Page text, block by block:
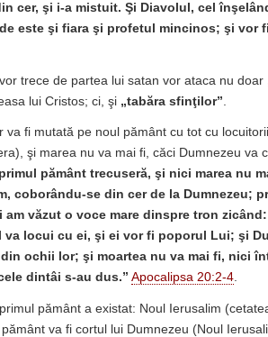
cer, şi i-a mistuit. Şi Diavolul, cel
este şi fiara şi profetul mincinos; şi vor
trece de partea lui satan vor ataca nu doar
lui Cristos; ci, şi „tabăra sfinţilor”
va fi mutată pe noul pământ cu tot cu
şi marea nu va mai fi, căci Dumnezeu va
pământ trecuseră, şi nici marea nu
coborându-se din cer de la Dumnezeu;
am văzut o voce mare dinspre tron
va locui cu ei, şi ei vor fi poporul Lui; şi
ochii lor; şi moartea nu va mai fi, nici
dintâi s-au dus.” Apocalipsa 20:2-4.
pământ a existat: Noul Ierusalim
va fi cortul lui Dumnezeu (Noul